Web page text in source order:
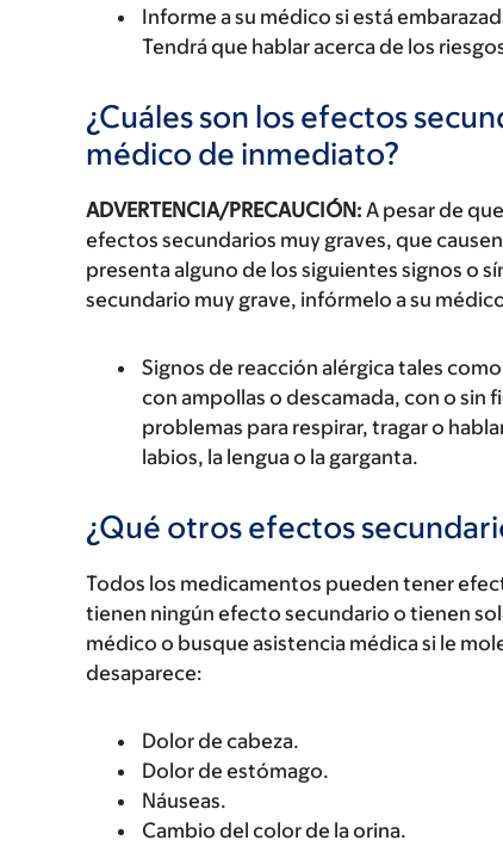
Informe a su médico si está
Tendrá que hablar acerca de los
¿Cuáles son los efectos
médico de inmediato?
ADVERTENCIA/PRECAUCIÓN: A pesar de
efectos secundarios muy graves, que
presenta alguno de los siguientes signos o
secundario muy grave, infórmelo a su
Signos de reacción alérgica tales
con ampollas o descamada, con o sin
problemas para respirar, tragar o
labios, la lengua o la garganta.
¿Qué otros efectos
Todos los medicamentos pueden tener
tienen ningún efecto secundario o tienen
médico o busque asistencia médica si le
desaparece:
Dolor de cabeza.
Dolor de estómago.
Náuseas.
Cambio del color de la orina.